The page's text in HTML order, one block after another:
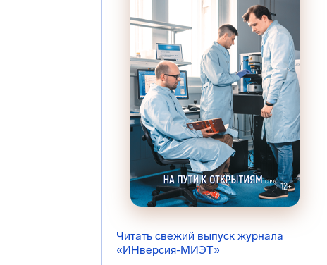
Читать свежий выпуск журнала
«ИНверсия-МИЭТ»